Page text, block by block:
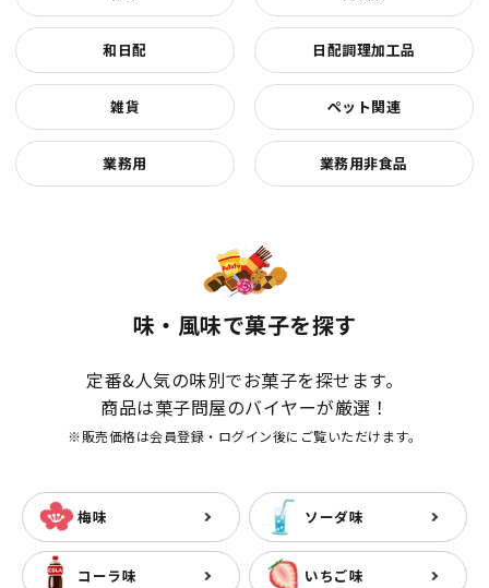
和日配 日配調理加工品
雑貨 ペット関連
業務用 業務用非食品
味・風味で菓子を探す
定番&人気の味別でお菓子を探せます。
商品は菓子問屋のバイヤーが厳選！
※販売価格は会員登録・ログイン後にご覧いただけます。
梅味 ソーダ味
コーラ味 いちご味